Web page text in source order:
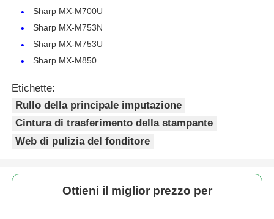
Chip Pantum
Sharp MX-M700U
Sharp MX-M753N
Sharp MX-M753U
Sharp MX-M850
Etichette:
Rullo della principale imputazione
Cintura di trasferimento della stampante
Web di pulizia del fonditore
Ottieni il miglior prezzo per